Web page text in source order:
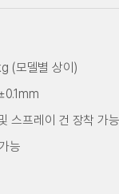
(모델별 상이)
스프레이 건 장착 가능
능